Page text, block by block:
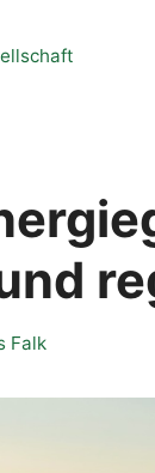
Falk